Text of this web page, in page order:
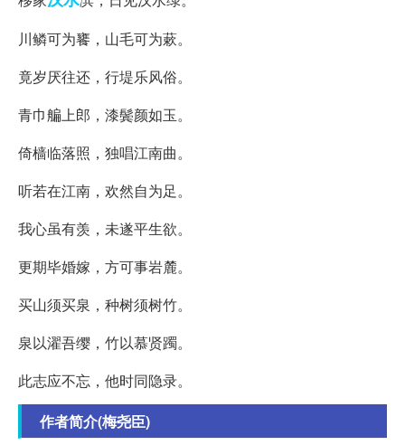
川鳞可为饔，山毛可为蔌。
竟岁厌往还，行堤乐风俗。
青巾艑上郎，漆鬓颜如玉。
倚樯临落照，独唱江南曲。
听若在江南，欢然自为足。
我心虽有羡，未遂平生欲。
更期毕婚嫁，方可事岩麓。
买山须买泉，种树须树竹。
泉以濯吾缨，竹以慕贤躅。
此志应不忘，他时同隐录。
作者简介(梅尧臣)